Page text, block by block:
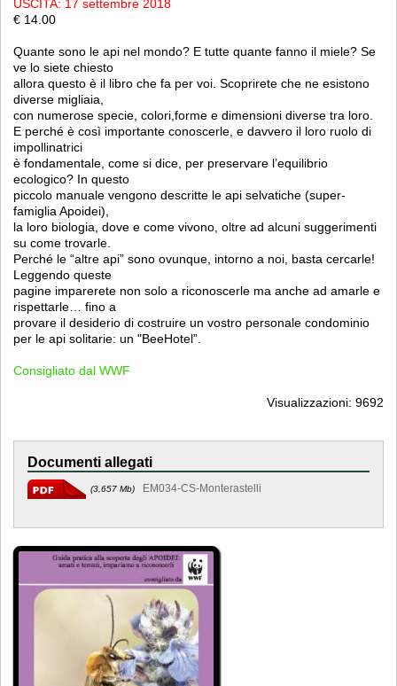
USCITA: 17 settembre 2018
€ 14.00
Quante sono le api nel mondo? E tutte quante fanno il miele? Se
ve lo siete chiesto
allora questo è il libro che fa per voi. Scoprirete che ne esistono
diverse migliaia,
con numerose specie, colori,forme e dimensioni diverse tra loro.
E perché è così importante conoscerle, e davvero il loro ruolo di
impollinatrici
è fondamentale, come si dice, per preservare l’equilibrio
ecologico? In questo
piccolo manuale vengono descritte le api selvatiche (super-
famiglia Apoidei),
la loro biologia, dove e come vivono, oltre ad alcuni suggerimenti
su come trovarle.
Perché le “altre api” sono ovunque, intorno a noi, basta cercarle!
Leggendo queste
pagine imparerete non solo a riconoscerle ma anche ad amarle e
rispettarle… fino a
provare il desiderio di costruire un vostro personale condominio
per le api solitarie: un "BeeHotel”.
Consigliato dal WWF
Visualizzazioni: 9692
Documenti allegati
(3,657 Mb) EM034-CS-Monterastelli